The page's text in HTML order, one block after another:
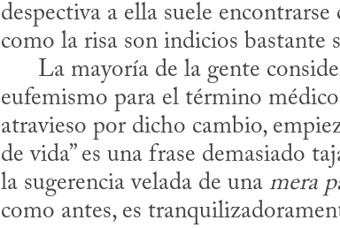
despectiva a ella suele
como la risa son indicios bastante
eufemismo para el término
atravieso por dicho cambio,
de vida” es una frase demasiado
la sugerencia velada de una mera
como antes, es